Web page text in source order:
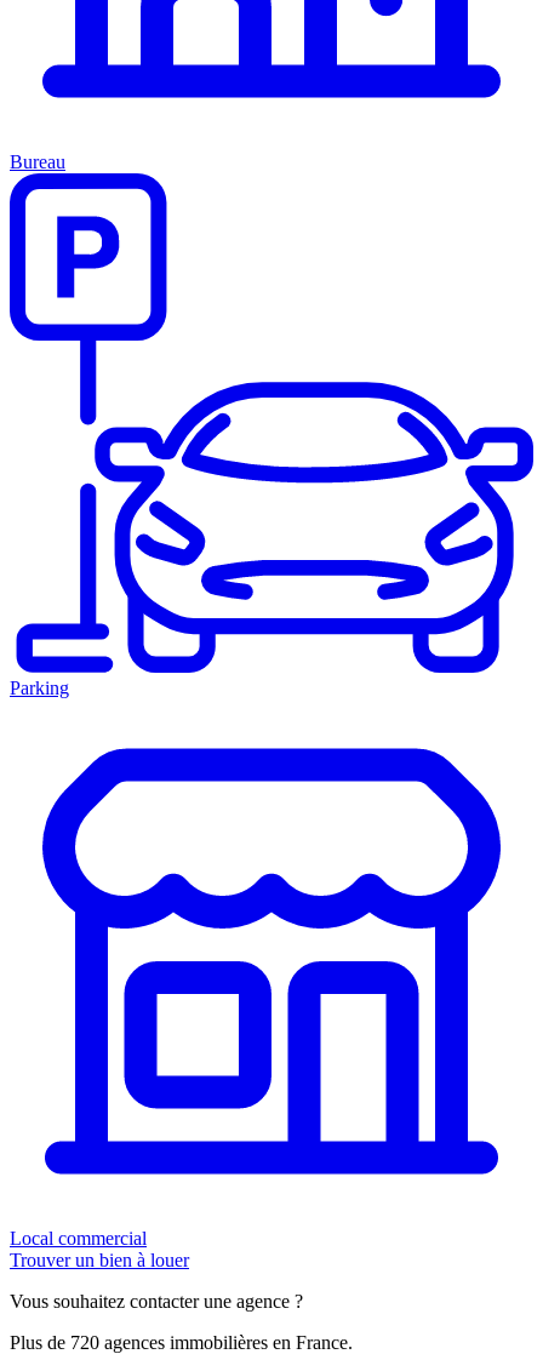
Bureau
Parking
Local commercial
Trouver un bien à louer
Vous souhaitez contacter une agence ?
Plus de 720 agences immobilières en France.